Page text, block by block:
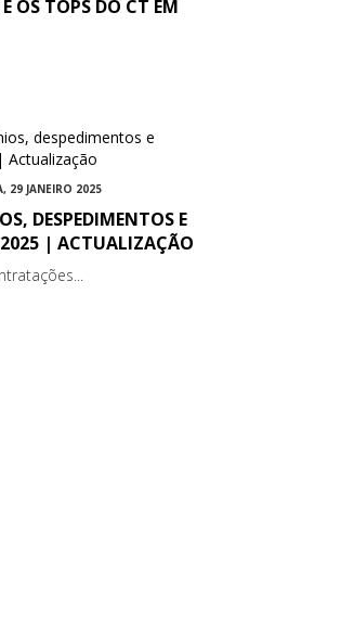
OS TOPS DO CT EM
29 JANEIRO 2025
DESPEDIMENTOS E
| ACTUALIZAÇÃO